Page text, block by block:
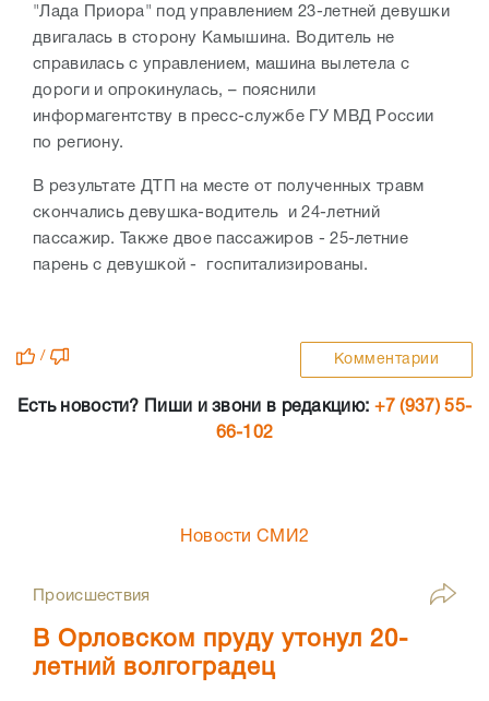
"Лада Приора" под управлением 23-летней девушки
двигалась в сторону Камышина. Водитель не
справилась с управлением, машина вылетела с
дороги и опрокинулась, – пояснили
информагентству в пресс-службе ГУ МВД России
по региону.
В результате ДТП на месте от полученных травм
скончались девушка-водитель и 24-летний
пассажир. Также двое пассажиров - 25-летние
парень с девушкой - госпитализированы.
/ Комментарии
Есть новости? Пиши и звони в редакцию: +7 (937) 55-
66-102
Новости СМИ2
Происшествия
В Орловском пруду утонул 20-
летний волгоградец